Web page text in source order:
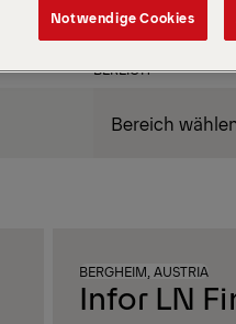
BEREICH
BERGHEIM, AUSTRIA
Infor LN
Notwendige Cookies